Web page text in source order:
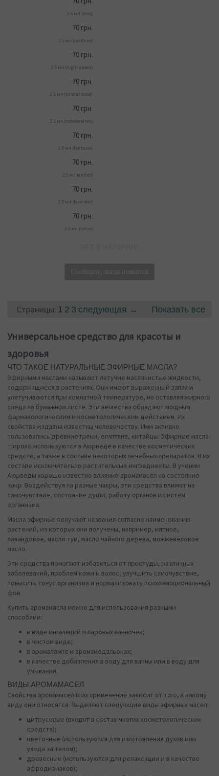
2.5 мл (rose)
70 грн.
2.5 мл (jasmine)
70 грн.
2.5 мл (night queen)
70 грн.
2.5 мл (sandal wood)
70 грн.
2.5 мл (rododendren)
70 грн.
2.5 мл (fantasia)
70 грн.
2.5 мл (amber)
70 грн.
2.5 мл (lavender)
70 грн.
2.5 мл (lotus)
Страницы: 1 2 3 следующая → Показать все
Универсальное средство для красоты и
здоровья
ЧТО ТАКОЕ НАТУРАЛЬНЫЕ ЭФИРНЫЕ МАСЛА?
Эфирными маслами называют летучие маслянистые жидкости,
содержащиеся в растениях. Они имеют выраженный запах и
улетучиваются при комнатной температуре, не оставляя жирного
следа на бумажном листе. Эти вещества обладают мощным
фармакологическим и косметологическим действием. Их
свойства издавна известны человечеству. Ими активно
пользовались древние греки, египтяне, китайцы. Эфирные масла
широко используются в Аюрведе в качестве косметических
средств, а также в составе некоторых лечебных препаратов. В их
составе исключительно растительные ингредиенты. В учении
Аюрведы хорошо известно влияние аромамасел на состояние
чакр. Воздействуя на разные чакры, эти средства влияют на
самочувствие, состояние души, работу органов и систем
организма.
Масла эфирные получают названия согласно наименованию
растений, из которых они получены, например, мятное,
лавандовое, масло туи, масло чайного дерева, можжевеловое
масло.
Эти средства помогают избавиться от простуды, различных
заболеваний, проблем кожи и волос, улучшить самочувствие,
повысить тонус организма и нормализовать психоэмоциональный
фон.
Купить аромамасла можно для использования разными
способами:
в виде ингаляций и паровых ванночек;
в чистом виде;
в аромалампе и аромамедальонах;
в качестве добавления в воду для ванны или в воду для
умывания.
ВИДЫ АРОМАМАСЕЛ
Свойства аромамасел и их применение зависит от того, к какому
виду они относятся. Выделяют следующие виды эфирных масел:
цитрусовые (входят в состав многих косметологических
средств);
цветочные (используются для изготовления духов или
ухода за телом);
древесные (используются для релаксации и в качестве
афродизиаков);